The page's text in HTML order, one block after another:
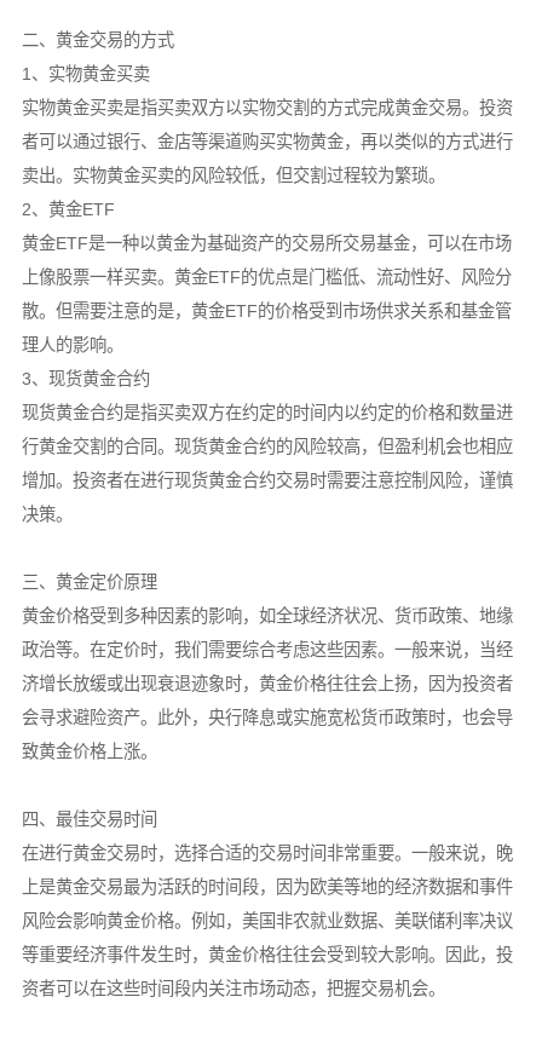
二、黄金交易的方式
1、实物黄金买卖
实物黄金买卖是指买卖双方以实物交割的方式完成黄金交易。投资
者可以通过银行、金店等渠道购买实物黄金，再以类似的方式进行
卖出。实物黄金买卖的风险较低，但交割过程较为繁琐。
2、黄金ETF
黄金ETF是一种以黄金为基础资产的交易所交易基金，可以在市场
上像股票一样买卖。黄金ETF的优点是门槛低、流动性好、风险分
散。但需要注意的是，黄金ETF的价格受到市场供求关系和基金管
理人的影响。
3、现货黄金合约
现货黄金合约是指买卖双方在约定的时间内以约定的价格和数量进
行黄金交割的合同。现货黄金合约的风险较高，但盈利机会也相应
增加。投资者在进行现货黄金合约交易时需要注意控制风险，谨慎
决策。
三、黄金定价原理
黄金价格受到多种因素的影响，如全球经济状况、货币政策、地缘
政治等。在定价时，我们需要综合考虑这些因素。一般来说，当经
济增长放缓或出现衰退迹象时，黄金价格往往会上扬，因为投资者
会寻求避险资产。此外，央行降息或实施宽松货币政策时，也会导
致黄金价格上涨。
四、最佳交易时间
在进行黄金交易时，选择合适的交易时间非常重要。一般来说，晚
上是黄金交易最为活跃的时间段，因为欧美等地的经济数据和事件
风险会影响黄金价格。例如，美国非农就业数据、美联储利率决议
等重要经济事件发生时，黄金价格往往会受到较大影响。因此，投
资者可以在这些时间段内关注市场动态，把握交易机会。